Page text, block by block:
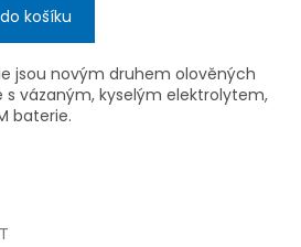
košíku
jsou novým druhem olověných
vázaným, kyselým elektrolytem,
baterie.